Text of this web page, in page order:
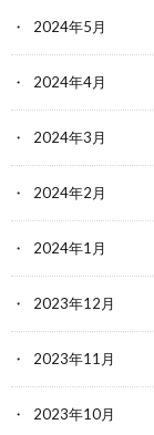
2024年5月
2024年4月
2024年3月
2024年2月
2024年1月
2023年12月
2023年11月
2023年10月